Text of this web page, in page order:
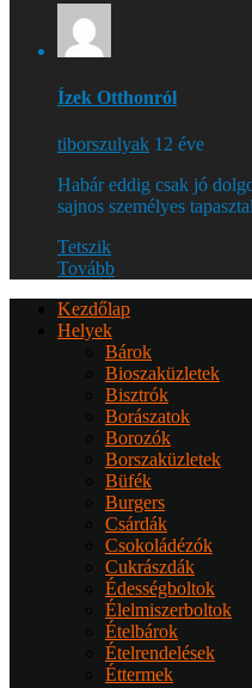
Ízek Otthonról
tiborszulyak 12 éve
Habár eddig csak jó
sajnos személyes
Tetszik
Tovább
Kezdőlap
Helyek
Bárok
Bioszaküzletek
Bisztrók
Borászatok
Borozók
Borszaküzletek
Büfék
Burgers
Csárdák
Csokoládézók
Cukrászdák
Édességboltok
Élelmiszerboltok
Ételbárok
Ételrendelések
Éttermek